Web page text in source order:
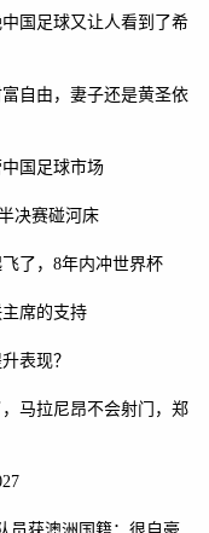
国足球又让人看到了希
自由，妻子还是黄圣依
国足球市场
决赛碰河床
了，8年内冲世界杯
席的支持
表现？
马拉尼昂不会射门，郑